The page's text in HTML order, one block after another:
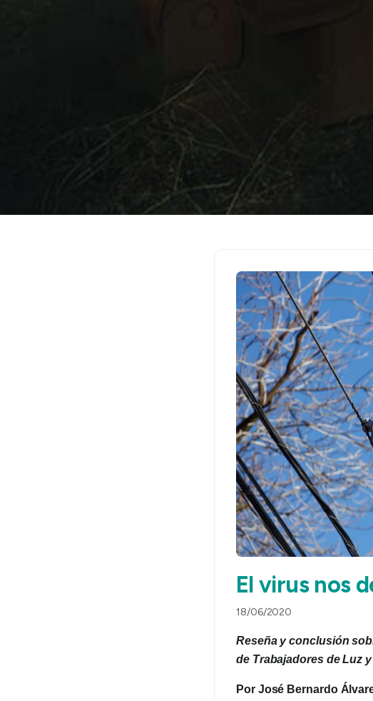
El virus nos
18/06/2020
Reseña y conclusión
de Trabajadores de Luz
Por José Bernardo